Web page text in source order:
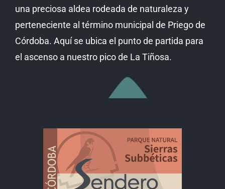
una preciosa aldea rodeada de naturaleza y
perteneciente al término municipal de Priego de
Córdoba. Aquí se ubica el punto de partida para
el ascenso a nuestro pico de La Tiñosa.